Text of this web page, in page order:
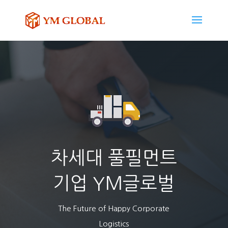
차세대 풀필먼트
기업 YM글로벌
The Future of Happy Corporate
Logistics